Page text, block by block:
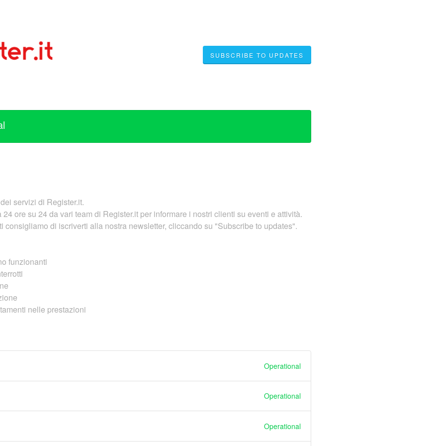
SUBSCRIBE TO UPDATES
servizi di Register.it.
ore su 24 da vari team di Register.it per informare i nostri clienti su eventi e attività.
consigliamo di iscriverti alla nostra newsletter, cliccando su "Subscribe to updates".
funzionanti
nelle prestazioni
Operational
Operational
Operational